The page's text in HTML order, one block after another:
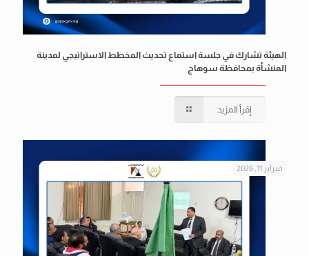
الهيئة تشارك في جلسة استماع تحديث المخطط الاستراتيجي لمدينة
المنشأة بمحافظة سوهاج
إقرأ المزيد
فبراير 11, 2026